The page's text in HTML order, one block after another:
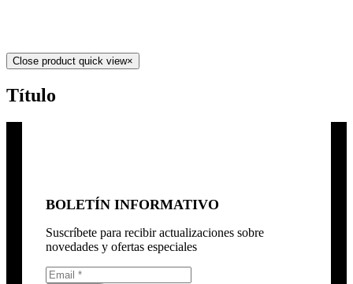
Close product quick view×
Título
BOLETÍN INFORMATIVO
Suscríbete para recibir actualizaciones sobre
novedades y ofertas especiales